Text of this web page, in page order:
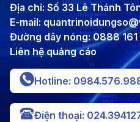
Địa chỉ: Số 33 Lê Thánh
E-mail:
Đường dây nóng: 0888 161
Liên hệ quảng cáo
Hotline:
Điện thoại: